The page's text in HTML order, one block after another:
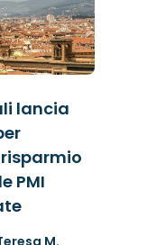
lancia
PMI
M.